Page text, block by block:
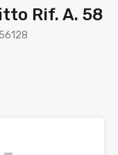
Rif. A. 58